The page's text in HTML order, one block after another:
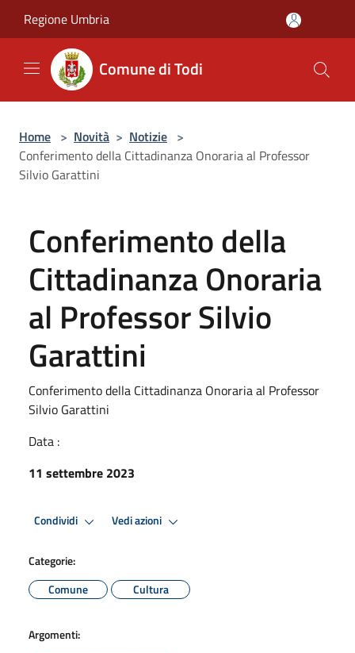
Regione Umbria
Comune di Todi
Home > Novità > Notizie >
Conferimento della Cittadinanza Onoraria al Professor
Silvio Garattini
Conferimento della
Cittadinanza Onoraria
al Professor Silvio
Garattini
Conferimento della Cittadinanza Onoraria al Professor
Silvio Garattini
Data :
11 settembre 2023
Condividi Vedi azioni
Categorie:
Comune
Cultura
Argomenti: